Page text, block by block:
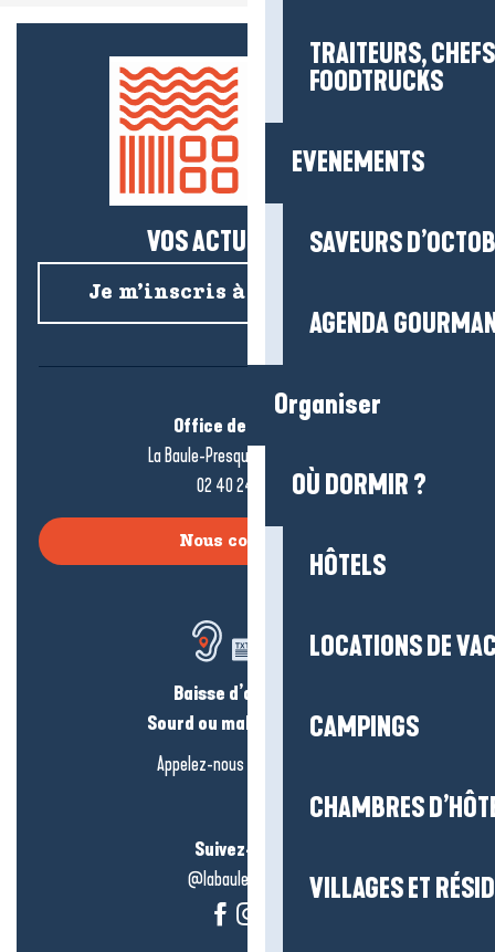
TRAITEURS,
FOODTRUCKS
EVENEMENTS
SAVEURS
AGENDA
Organiser
OÙ DORMIR ?
HÔTELS
LOCATIONS DE
CAMPINGS
CHAMBRES
VILLAGES ET
VOS ACTUS SALÉES !
Je m’inscris à la newsletter
Office de tourisme
La Baule-Presqu’île de Guérande
02 40 24 34 44
Nous contacter
Baisse d’audition ?
Sourd ou malentendant ?
Appelez-nous en
Suivez-nous !
@labauleguérande